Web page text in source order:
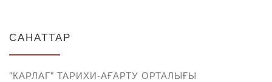
САНАТТАР
"КАРЛАГ" ТАРИХИ-АҒАРТУ ОРТАЛЫҒЫ